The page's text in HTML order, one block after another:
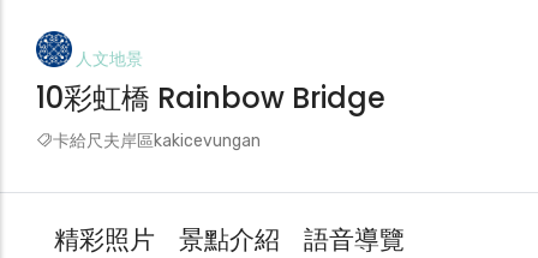
人文地景
10彩虹橋 Rainbow Bridge
卡給尺夫岸區kakicevungan
精彩照片 景點介紹
語音導覽